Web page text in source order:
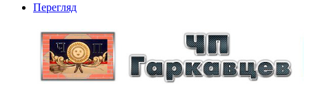
Перегляд